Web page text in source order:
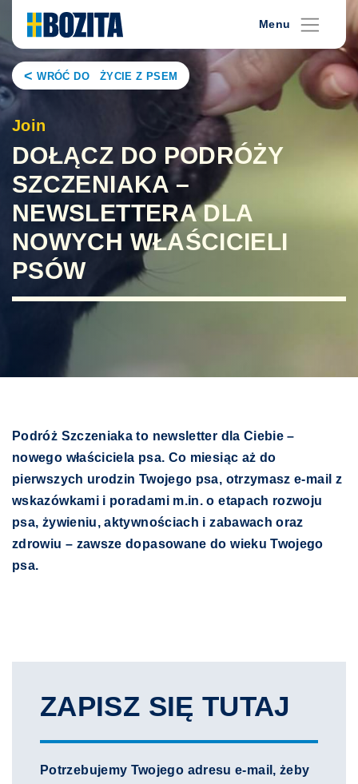
content
Menu
WRÓĆ DO ŻYCIE Z PSEM
Join
DOŁĄCZ DO PODRÓŻY
SZCZENIAKA –
NEWSLETTERA DLA
NOWYCH WŁAŚCICIELI
PSÓW
Podróż Szczeniaka to newsletter dla Ciebie –
nowego właściciela psa. Co miesiąc aż do
pierwszych urodzin Twojego psa, otrzymasz e-mail z
wskazówkami i poradami m.in. o etapach rozwoju
psa, żywieniu, aktywnościach i zabawach oraz
zdrowiu – zawsze dopasowane do wieku Twojego
psa.
ZAPISZ SIĘ TUTAJ
Potrzebujemy Twojego adresu e-mail, żeby